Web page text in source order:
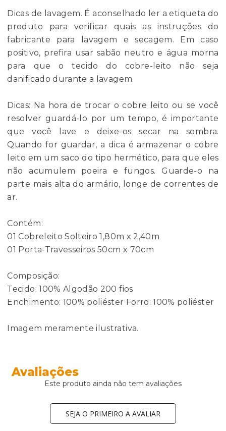
Dicas de lavagem. É aconselhado ler a etiqueta do
produto para verificar quais as instruções do
fabricante para lavagem e secagem. Em caso
positivo, prefira usar sabão neutro e água morna
para que o tecido do cobre-leito não seja
danificado durante a lavagem.
Dicas: Na hora de trocar o cobre leito ou se você
resolver guardá-lo por um tempo, é importante
que você lave e deixe-os secar na sombra.
Quando for guardar, a dica é armazenar o cobre
leito em um saco do tipo hermético, para que eles
não acumulem poeira e fungos. Guarde-o na
parte mais alta do armário, longe de correntes de
ar.
Contém:
01 Cobreleito Solteiro 1,80m x 2,40m
01 Porta-Travesseiros 50cm x 70cm
Composição:
Tecido: 100% Algodão 200 fios
Enchimento: 100% poliéster Forro: 100% poliéster
Imagem meramente ilustrativa.
Avaliações
Este produto ainda não tem avaliações
SEJA O PRIMEIRO A AVALIAR